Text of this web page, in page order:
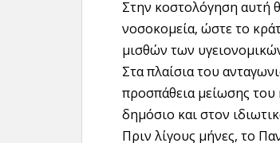
Στην κοστολόγηση αυτή
νοσοκομεία, ώστε το
μισθών των
Στα πλαίσια του
προσπάθεια μείωσης του
δημόσιο και στον
Πριν λίγους μήνες, το